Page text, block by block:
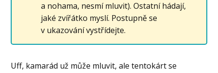
a nohama, nesmí mluvit). Ostatní hádají,
jaké zvířátko myslí. Postupně se
v ukazování vystřídejte.
Uff, kamarád už může mluvit, ale tentokárt se